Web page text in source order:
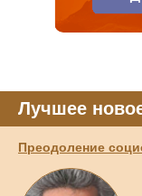
Лучшее
Преодоление